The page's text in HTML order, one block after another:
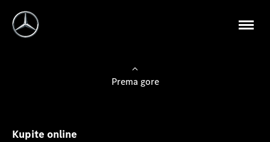
Prema gore
Kupite online